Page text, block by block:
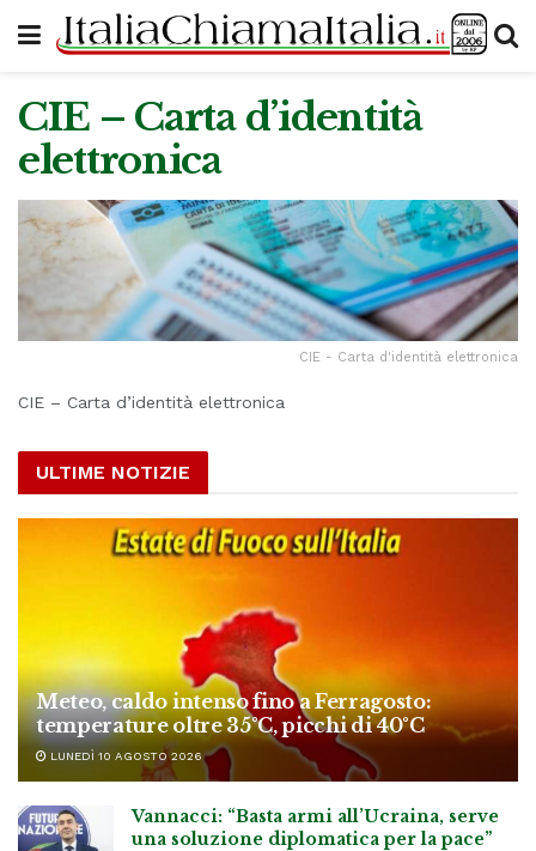
CIE – Carta d’identità
elettronica
CIE - Carta d'identità elettronica
CIE – Carta d’identità elettronica
ULTIME NOTIZIE
Meteo, caldo intenso fino a Ferragosto:
temperature oltre 35°C, picchi di 40°C
LUNEDÌ 10 AGOSTO 2026
Vannacci: “Basta armi all’Ucraina, serve
una soluzione diplomatica per la pace”